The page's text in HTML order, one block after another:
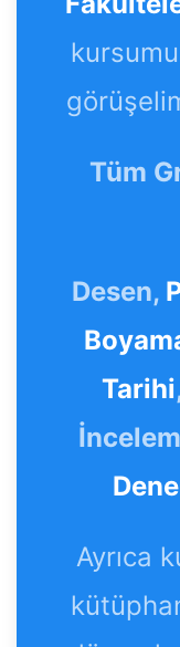
Tüm
Desen,
Tarihi
Ayrıca